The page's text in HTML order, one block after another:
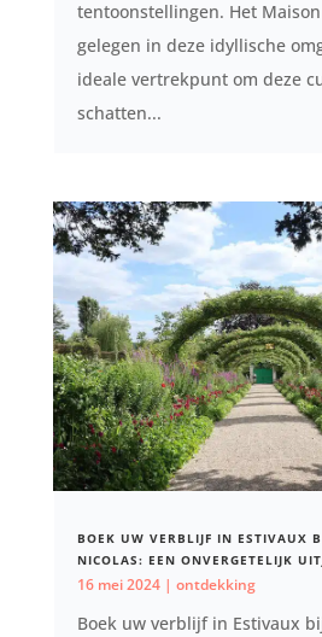
tentoonstellingen. Het
gelegen in deze idyllische
ideale vertrekpunt om deze
schatten...
BOEK UW VERBLIJF IN ESTIVAUX
NICOLAS: EEN ONVERGETELIJK
16 mei 2024| ontdekking
Boek uw verblijf in Estivaux